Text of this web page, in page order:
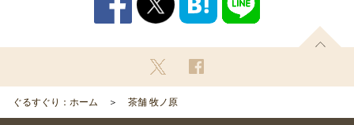
ぐるすぐり：ホーム 茶舗 牧ノ原